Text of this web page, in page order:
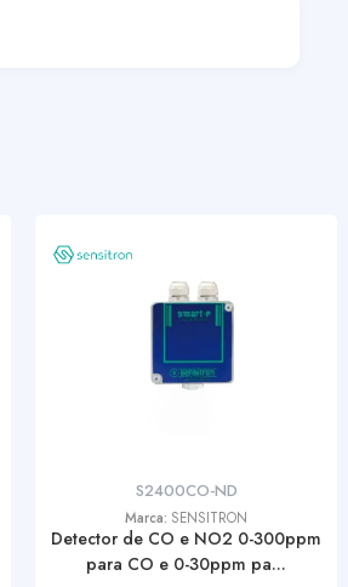
S2400CO-ND
Marca: SENSITRON
Detector de CO e NO2 0-300ppm
para CO e 0-30ppm pa...